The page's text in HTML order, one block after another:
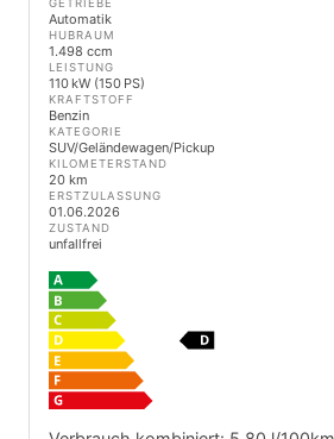
GETRIEBE
Automatik
HUBRAUM
1.498 ccm
LEISTUNG
110 kW (150 PS)
KRAFTSTOFF
Benzin
KATEGORIE
SUV/Geländewagen/Pickup
KILOMETERSTAND
20 km
ERSTZULASSUNG
01.06.2026
ZUSTAND
unfallfrei